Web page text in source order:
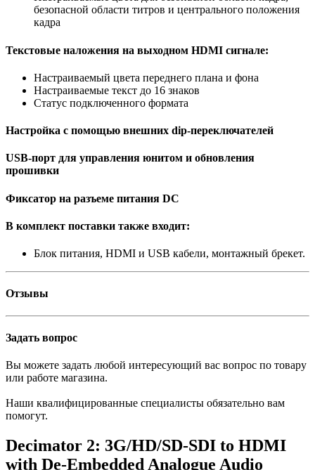
безопасной области титров и центрального положения
кадра
Текстовые наложения на выходном HDMI сигнале:
Настраиваемый цвета переднего плана и фона
Настраиваемые текст до 16 знаков
Статус подключенного формата
Настройка с помощью внешних dip-переключателей
USB-порт для управления юнитом и обновления
прошивки
Фиксатор на разъеме питания DC
В комплект поставки также входит:
Блок питания, HDMI и USB кабели, монтажный брекет.
Отзывы
Задать вопрос
Вы можете задать любой интересующий вас вопрос по товару
или работе магазина.
Наши квалифицированные специалисты обязательно вам
помогут.
Decimator 2: 3G/HD/SD-SDI to HDMI
with De-Embedded Analogue Audio